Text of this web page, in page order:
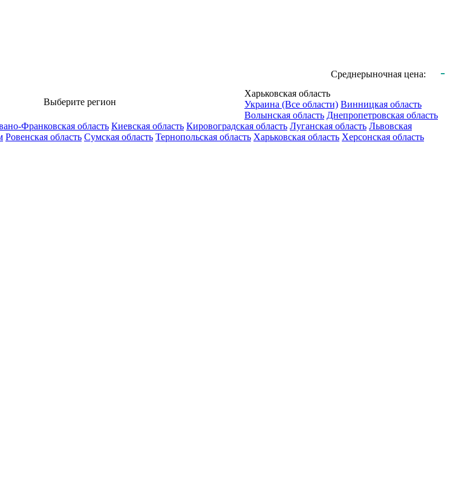
Среднерыночная цена: -
Выберите регион
Харьковская область
Украина (Все области) Винницкая область
Волынская область Днепропетровская область
Франковская область Киевская область Кировоградская область Луганская область Львовская
Ровенская область Сумская область Тернопольская область Харьковская область Херсонская область